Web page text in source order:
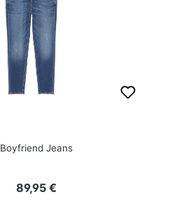
Boyfriend Jeans
Regulärer Preis:
89,95 €